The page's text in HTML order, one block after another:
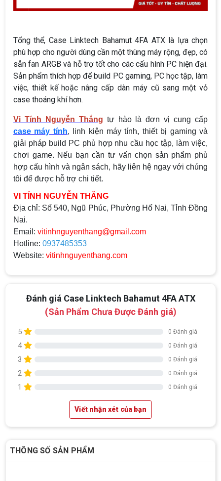
Tổng thể, Case Linktech Bahamut 4FA ATX là lựa chọn
phù hợp cho người dùng cần một thùng máy rộng, đẹp, có
sẵn fan ARGB và hỗ trợ tốt cho các cấu hình PC hiện đại.
Sản phẩm thích hợp để build PC gaming, PC học tập, làm
việc, thiết kế hoặc nâng cấp dàn máy cũ sang một vỏ
case thoáng khí hơn.
Vi Tính Nguyễn Thắng tự hào là đơn vị cung cấp
case máy tính, linh kiện máy tính, thiết bị gaming và
giải pháp build PC phù hợp nhu cầu học tập, làm việc,
chơi game. Nếu bạn cần tư vấn chọn sản phẩm phù
hợp cấu hình và ngân sách, hãy liên hệ ngay với chúng
tôi để được hỗ trợ chi tiết.
VI TÍNH NGUYỄN THẮNG
Địa chỉ: Số 540, Ngũ Phúc, Phường Hố Nai, Tỉnh Đồng
Nai.
Email: vitinhnguyenthang@gmail.com
Hotline: 0937485353
Website: vitinhnguyenthang.com
Đánh giá Case Linktech Bahamut 4FA ATX
(Sản Phẩm Chưa Được Đánh giá)
5 0 Đánh giá
4 0 Đánh giá
3 0 Đánh giá
2 0 Đánh giá
1 0 Đánh giá
Viết nhận xét của bạn
THÔNG SỐ SẢN PHẨM